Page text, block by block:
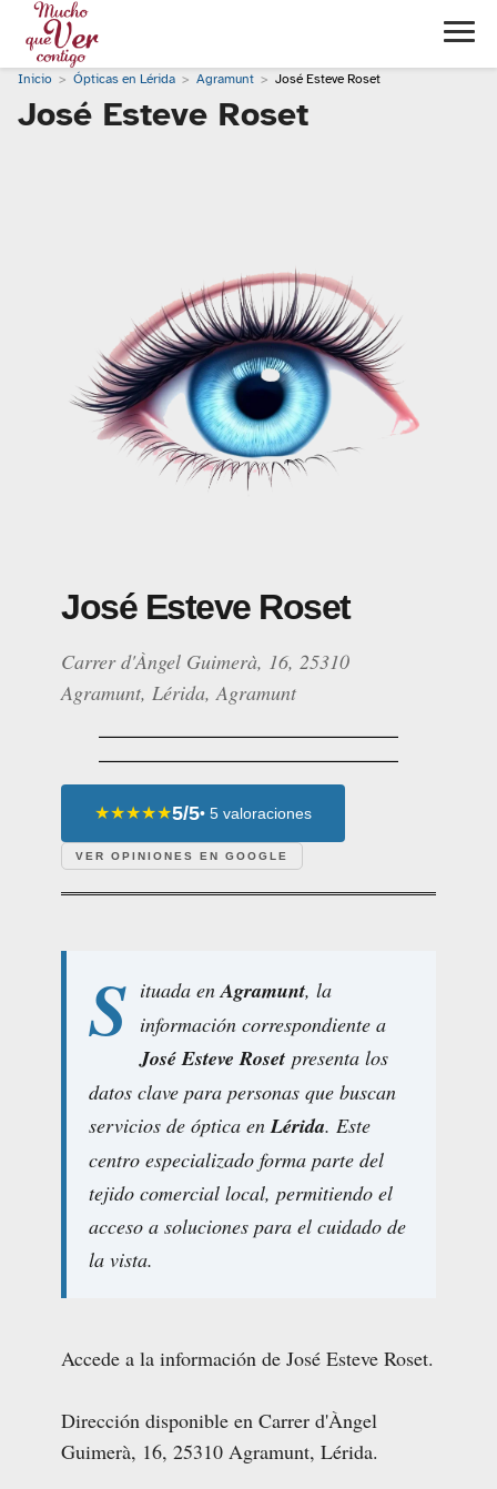
Inicio Ópticas en Lérida Agramunt José Esteve Roset
José Esteve Roset
José Esteve Roset
Carrer d'Àngel Guimerà, 16, 25310
Agramunt, Lérida, Agramunt
★★★★★5/5• 5 valoraciones
VER OPINIONES EN GOOGLE
S ituada en Agramunt, la
información correspondiente a
José Esteve Roset presenta los
datos clave para personas que buscan
servicios de óptica en Lérida. Este
centro especializado forma parte del
tejido comercial local, permitiendo el
acceso a soluciones para el cuidado de
la vista.
Accede a la información de José Esteve Roset.
Dirección disponible en Carrer d'Àngel
Guimerà, 16, 25310 Agramunt, Lérida.